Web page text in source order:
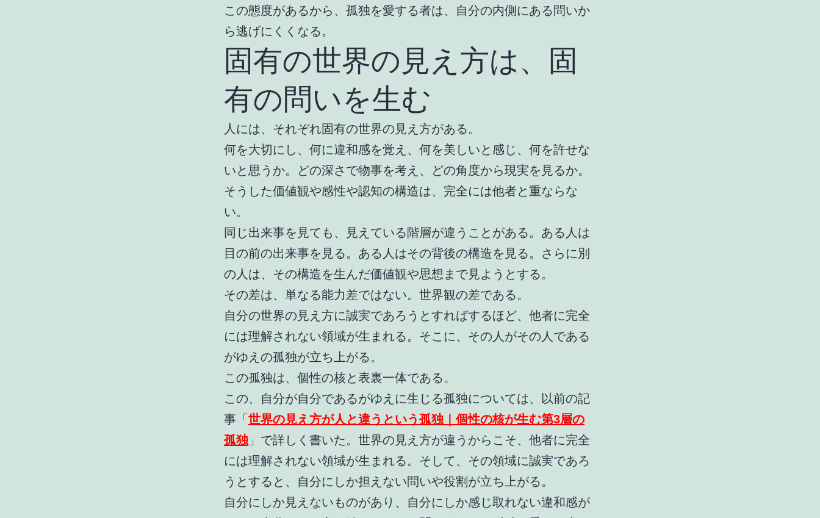
この態度があるから、孤独を愛する者は、自分の内側にある問いか
ら逃げにくくなる。
固有の世界の見え方は、固
有の問いを生む
人には、それぞれ固有の世界の見え方がある。
何を大切にし、何に違和感を覚え、何を美しいと感じ、何を許せな
いと思うか。どの深さで物事を考え、どの角度から現実を見るか。
そうした価値観や感性や認知の構造は、完全には他者と重ならな
い。
同じ出来事を見ても、見えている階層が違うことがある。ある人は
目の前の出来事を見る。ある人はその背後の構造を見る。さらに別
の人は、その構造を生んだ価値観や思想まで見ようとする。
その差は、単なる能力差ではない。世界観の差である。
自分の世界の見え方に誠実であろうとすればするほど、他者に完全
には理解されない領域が生まれる。そこに、その人がその人である
がゆえの孤独が立ち上がる。
この孤独は、個性の核と表裏一体である。
この、自分が自分であるがゆえに生じる孤独については、以前の記
事「 世界の見え方が人と違うという孤独｜個性の核が生む第3層の
孤独 」で詳しく書いた。世界の見え方が違うからこそ、他者に完全
には理解されない領域が生まれる。そして、その領域に誠実であろ
うとすると、自分にしか担えない問いや役割が立ち上がる。
自分にしか見えないものがあり、自分にしか感じ取れない違和感が